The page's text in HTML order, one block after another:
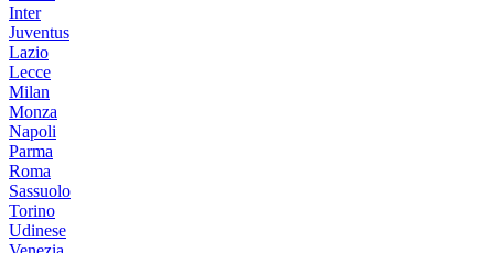
Inter
Juventus
Lazio
Lecce
Milan
Monza
Napoli
Parma
Roma
Sassuolo
Torino
Udinese